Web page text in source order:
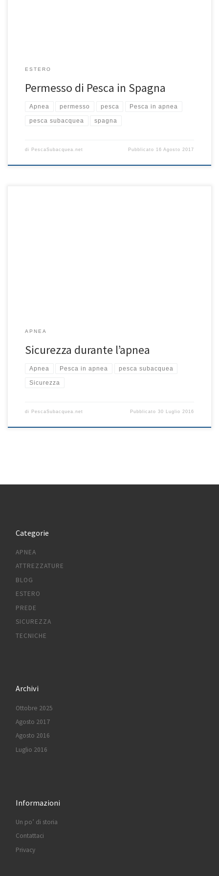
ESTERO
Permesso di Pesca in Spagna
Apnea permesso pesca Pesca in apnea
pesca subacquea spagna
di PescaSubacquea.net Pubblicato 16 Agosto 2017
APNEA
Sicurezza durante l’apnea
Apnea Pesca in apnea pesca subacquea
Sicurezza
di PescaSubacquea.net Pubblicato30 Luglio 2016
Categorie
APNEA
ATTREZZATURE
BLOG
ESTERO
PREDE
SICUREZZA
TECNICHE
Archivi
Ottobre 2025
Agosto 2017
Agosto 2016
Luglio 2016
Informazioni
Un po’ di storia
Contattaci
Privacy